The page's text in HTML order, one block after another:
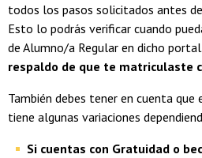
todos los pasos solicitados antes
Esto lo podrás verificar cuando
de Alumno/a Regular en dicho portal.
respaldo de que te matriculaste
También debes tener en cuenta
tiene algunas variaciones
Si cuentas con Gratuidad o